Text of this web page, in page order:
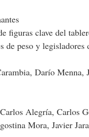
figuras clave del
de peso y legisladores
Darío
Alegría, Carlos
Mora, Javier